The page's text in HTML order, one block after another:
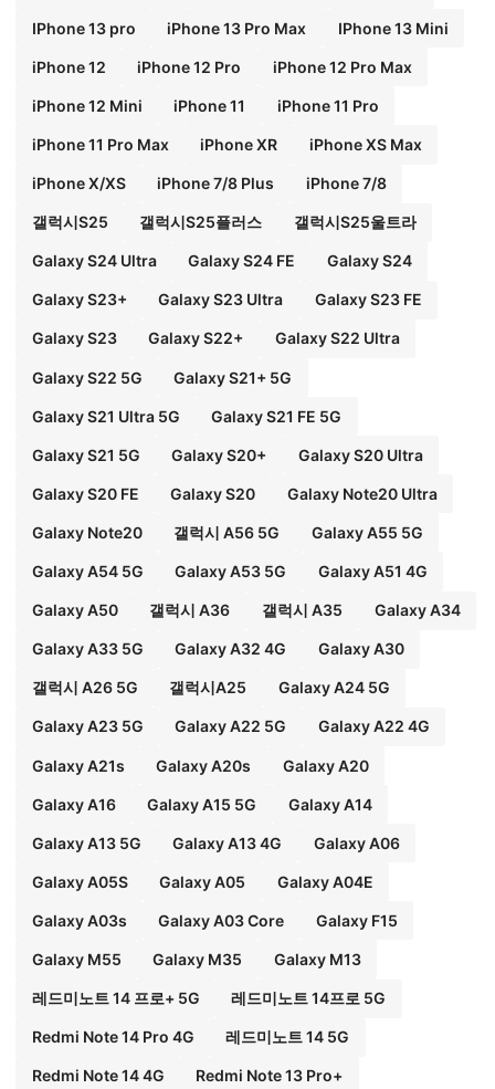
IPhone 13 pro iPhone 13 Pro Max IPhone 13 Mini
iPhone 12 iPhone 12 Pro iPhone 12 Pro Max
iPhone 12 Mini iPhone 11 iPhone 11 Pro
iPhone 11 Pro Max iPhone XR iPhone XS Max
iPhone X/XS iPhone 7/8 Plus iPhone 7/8
갤럭시S25 갤럭시S25플러스 갤럭시S25울트라
Galaxy S24 Ultra Galaxy S24 FE Galaxy S24
Galaxy S23+ Galaxy S23 Ultra Galaxy S23 FE
Galaxy S23 Galaxy S22+ Galaxy S22 Ultra
Galaxy S22 5G Galaxy S21+ 5G
Galaxy S21 Ultra 5G Galaxy S21 FE 5G
Galaxy S21 5G Galaxy S20+ Galaxy S20 Ultra
Galaxy S20 FE Galaxy S20 Galaxy Note20 Ultra
Galaxy Note20 갤럭시 A56 5G Galaxy A55 5G
Galaxy A54 5G Galaxy A53 5G Galaxy A51 4G
Galaxy A50 갤럭시 A36 갤럭시 A35 Galaxy A34
Galaxy A33 5G Galaxy A32 4G Galaxy A30
갤럭시 A26 5G 갤럭시A25 Galaxy A24 5G
Galaxy A23 5G Galaxy A22 5G Galaxy A22 4G
Galaxy A21s Galaxy A20s Galaxy A20
Galaxy A16 Galaxy A15 5G Galaxy A14
Galaxy A13 5G Galaxy A13 4G Galaxy A06
Galaxy A05S Galaxy A05 Galaxy A04E
Galaxy A03s Galaxy A03 Core Galaxy F15
Galaxy M55 Galaxy M35 Galaxy M13
레드미노트 14 프로+ 5G 레드미노트 14프로 5G
Redmi Note 14 Pro 4G 레드미노트 14 5G
Redmi Note 14 4G Redmi Note 13 Pro+